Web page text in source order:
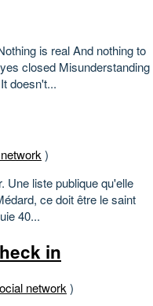
is real And nothing to
closed Misunderstanding
doesn't...
)
Une liste publique qu'elle
ce doit être le saint
40...
in
network )